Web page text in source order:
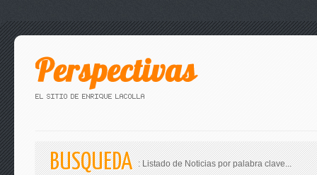
BUSQUEDA : Listado de Noticias por palabra clave...